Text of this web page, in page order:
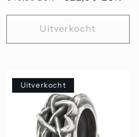
Uitverkocht
Uitverkocht